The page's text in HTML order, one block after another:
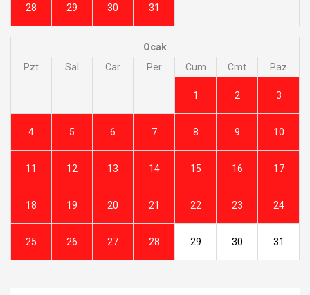
28 29 30 31
Ocak
Pzt
Sal Car Per Cum Cmt Paz
1 2 3
4 5 6 7 8 9 10
11 12 13 14 15 16 17
18 19 20 21 22 23 24
25 26 27 28 29 30 31